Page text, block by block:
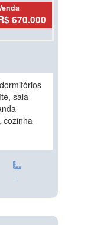
670.000
sala
cozinha
-